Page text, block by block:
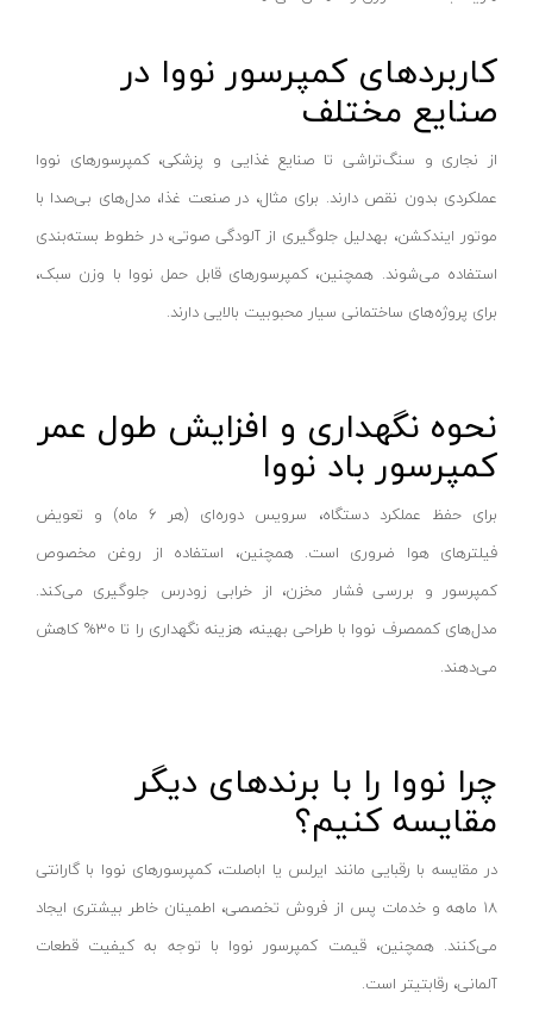
رابط
آینه بازرسی
ست گیج
پایه نگهدارنده
غلظت‌ سنج
گیج مانومتر
گیج سیم
غلظت‌سنج
صوت و صدا سنج
زبری سنج
کورنومتر دیجیتال
آب تراز
باسکول
هد میکرومتر
کیت زیر کاری
مماس یاب
پایه ضخامت سنج
گیج مخروطی
پراپ
نشانگر دیجیتال
هیتوچی- HITOCHI
هوفر- HUFER
تانوس-Tanos
جکسون-JACKSON
رامونا-RAMONA
آنزو- ANZO
کادکس-KADEX
الکتروژن- ELECTROJEN
شفق-Scheppach
صبا ترانس-saba trans
کارچر-KARCHER
لیان لایت-LIAN LIGHT
تاپ تول-TOPTUL
ماه رخ-MOON RISE
اکستروم-axtrom
آپکس-APPEX
تیوان-TIVAN
دینا-DINA
آبتین-ABTIN
کاربردهای کمپرسور نووا در
صنایع مختلف
از نجاری و سنگ‌تراشی تا صنایع غذایی و پزشکی، کمپرسورهای نووا
عملکردی بدون نقص دارند. برای مثال، در صنعت غذا، مدل‌های بی‌صدا با
موتور ایندکشن، بهدلیل جلوگیری از آلودگی صوتی، در خطوط بسته‌بندی
استفاده می‌شوند. همچنین، کمپرسورهای قابل حمل نووا با وزن سبک،
برای پروژه‌های ساختمانی سیار محبوبیت بالایی دارند.
نحوه نگهداری و افزایش طول عمر
کمپرسور باد نووا
برای حفظ عملکرد دستگاه، سرویس دوره‌ای (هر ۶ ماه) و تعویض
فیلترهای هوا ضروری است. همچنین، استفاده از روغن مخصوص
کمپرسور و بررسی فشار مخزن، از خرابی زودرس جلوگیری می‌کند.
مدل‌های کممصرف نووا با طراحی بهینه، هزینه نگهداری را تا ۳۰% کاهش
می‌دهند.
چرا نووا را با برندهای دیگر
مقایسه کنیم؟
در مقایسه با رقبایی مانند ایرلس یا اباصلت، کمپرسورهای نووا با گارانتی
۱۸ ماهه و خدمات پس از فروش تخصصی، اطمینان خاطر بیشتری ایجاد
می‌کنند. همچنین، قیمت کمپرسور نووا با توجه به کیفیت قطعات
آلمانی، رقابتیتر است.